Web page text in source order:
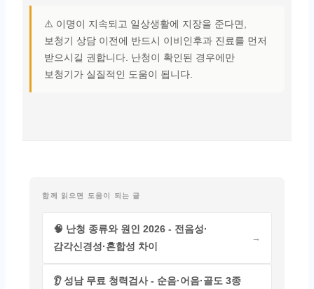
⚠️ 이명이 지속되고 일상생활에 지장을 준다면,
보청기 상담 이전에 반드시 이비인후과 진료를 먼저
받으시길 권합니다. 난청이 확인된 경우에만
보청기가 실질적인 도움이 됩니다.
함께 읽으면 도움이 되는 글
🧠 난청 종류와 원인 2026 - 전음성·
감각신경성·혼합성 차이
👂 성남 무료 청력검사 - 순음·어음·골도 3종